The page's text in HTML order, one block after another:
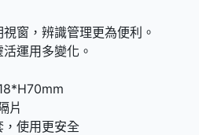
窗，辨識管理更為便利。
運用多變化。
片
使用更安全